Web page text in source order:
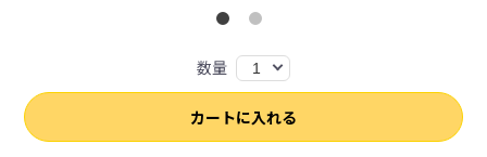
数量 1
カートに入れる